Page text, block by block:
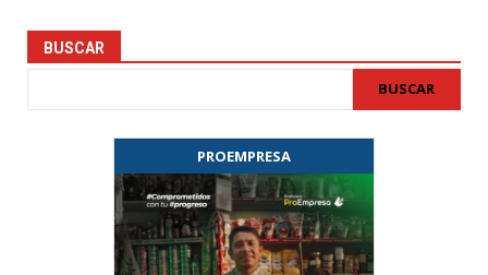
BUSCAR
BUSCAR
PROEMPRESA